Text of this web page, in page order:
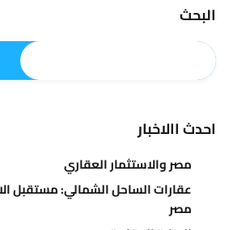
البحث
احدث االاخبار
مصر والاستثمار العقاري
عقارات الساحل الشمالي: مستقبل
مصر